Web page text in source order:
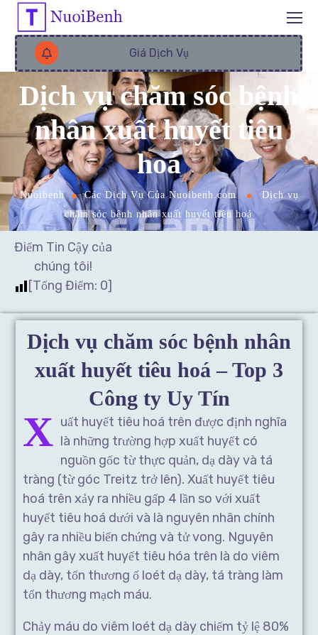
Giá Dịch Vụ
Dịch vụ chăm sóc bệnh
nhân xuất huyết tiêu
hoá
Nuoibenh Các Dịch Vụ Của Nuoibenh.com
Dịch vụ
chăm sóc bệnh nhân xuất huyết tiêu hoá
Điểm Tin Cậy của
chúng tôi!
[Tổng Điểm: 0]
Dịch vụ chăm sóc bệnh nhân
xuất huyết tiêu hoá – Top 3
Công ty Uy Tín
X uất huyết tiêu hoá trên được định nghĩa
là những trường hợp xuất huyết có
nguồn gốc từ thực quản, dạ dày và tá
tràng (từ góc Treitz trở lên). Xuất huyết tiêu
hoá trên xảy ra nhiều gấp 4 lần so với xuất
huyết tiêu hoá dưới và là nguyên nhân chính
gây ra nhiều biến chứng và tử vong. Nguyên
nhân gây xuất huyết tiêu hóa trên là do viêm
dạ dày, tổn thương ổ loét dạ dày, tá tràng làm
tổn thương mạch máu.
Chảy máu do viêm loét dạ dày chiếm tỷ lệ 80%